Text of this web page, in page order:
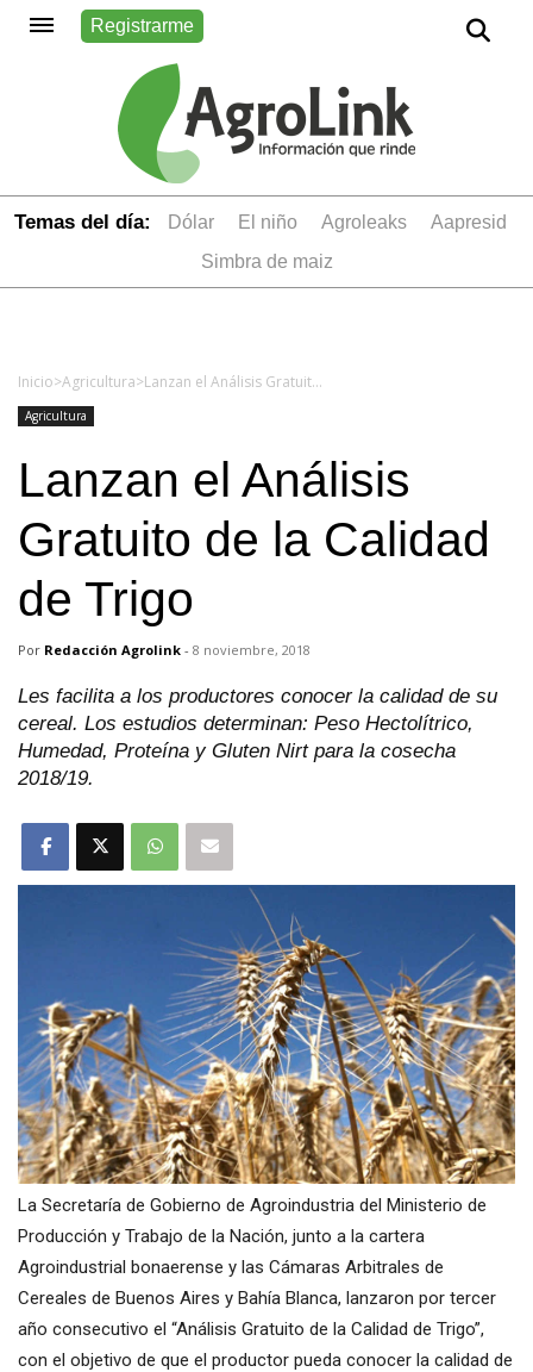
Registrarme
Temas del día: dólar el niño Agroleaks
aapresid
simbra de maiz
Inicio>Agricultura> Lanzan el Análisis Gratuito de la Calidad de Trigo
Agricultura
Lanzan el Análisis
Gratuito de la Calidad
de Trigo
Por Redacción Agrolink - 8 noviembre, 2018
Les facilita a los productores conocer la calidad de su
cereal. Los estudios determinan: Peso Hectolítrico,
Humedad, Proteína y Gluten Nirt para la cosecha
2018/19.
La Secretaría de Gobierno de Agroindustria del Ministerio de
Producción y Trabajo de la Nación, junto a la cartera
Agroindustrial bonaerense y las Cámaras Arbitrales de
Cereales de Buenos Aires y Bahía Blanca, lanzaron por tercer
año consecutivo el “Análisis Gratuito de la Calidad de Trigo”,
con el objetivo de que el productor pueda conocer la calidad de